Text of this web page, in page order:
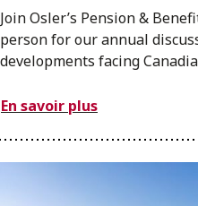
Join Osler’s Pension &
person for our annual
developments facing
En savoir plus